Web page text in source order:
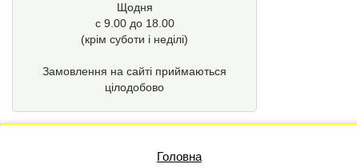
Щодня
с 9.00 до 18.00
(крім суботи і неділі)
Замовлення на сайті приймаються
цілодобово
Головна